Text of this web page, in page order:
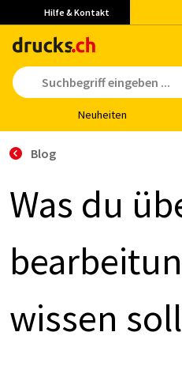
Hilfe & Kontakt
Neu­hei­ten
Blog
Was du
wis­sen